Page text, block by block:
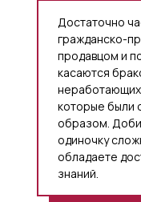
Достаточно
гражданско-
продавцом и
касаются
неработающих
которые были
образом.
одиночку
обладаете
знаний.